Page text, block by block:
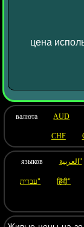
цена
валюта AUD
CHF
языков العربية"
עברית" हिंदी"